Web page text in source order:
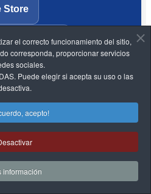
Store
LA APP
simple.
el correcto funcionamiento del sitio,
corresponda, proporcionar servicios
sociales.
Puede elegir si acepta su uso o las
acepto!
información